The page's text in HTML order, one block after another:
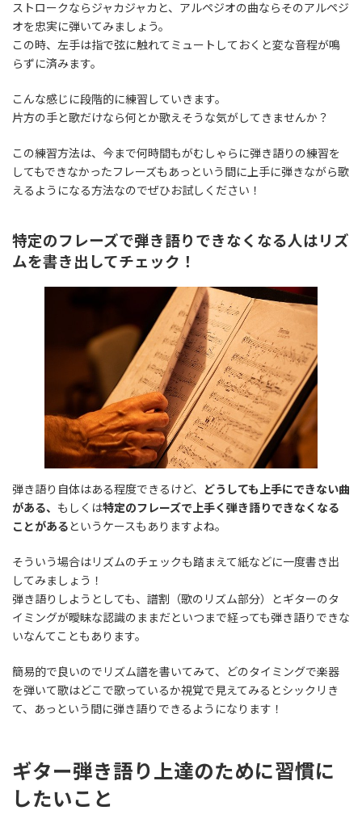
ストロークならジャカジャカと、アルペジオの曲ならそのアルペジ
オを忠実に弾いてみましょう。
この時、左手は指で弦に触れてミュートしておくと変な音程が鳴
らずに済みます。
こんな感じに段階的に練習していきます。
片方の手と歌だけなら何とか歌えそうな気がしてきませんか？
この練習方法は、今まで何時間もがむしゃらに弾き語りの練習を
してもできなかったフレーズもあっという間に上手に弾きながら歌
えるようになる方法なのでぜひお試しください！
特定のフレーズで弾き語りできなくなる人はリズ
ムを書き出してチェック！
弾き語り自体はある程度できるけど、
どうしても上手にできない曲
がある、 もしくは特定のフレーズで上手く弾き語りできなくなる
ことがあるというケースもありますよね。
そういう場合はリズムのチェックも踏まえて紙などに一度書き出
してみましょう！
弾き語りしようとしても、譜割（歌のリズム部分）とギターのタ
イミングが曖昧な認識のままだといつまで経っても弾き語りできな
いなんてこともあります。
簡易的で良いのでリズム譜を書いてみて、どのタイミングで楽器
を弾いて歌はどこで歌っているか視覚で見えてみるとシックリき
て、あっという間に弾き語りできるようになります！
ギター弾き語り上達のために習慣に
したいこと